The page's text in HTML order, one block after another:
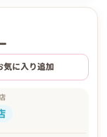
気に入り追加